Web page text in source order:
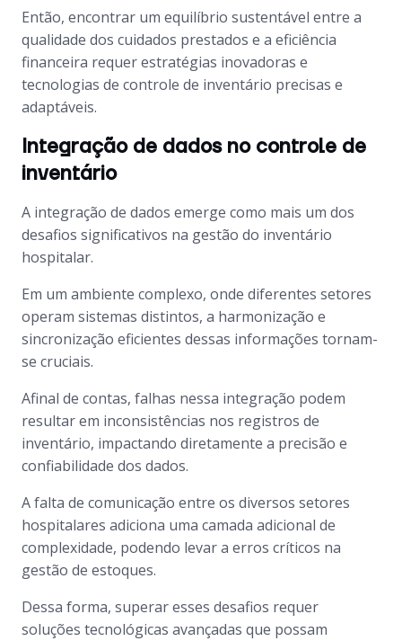
Então, encontrar um equilíbrio sustentável entre a
qualidade dos cuidados prestados e a eficiência
financeira requer estratégias inovadoras e
tecnologias de controle de inventário precisas e
adaptáveis.
Integração de dados no controle de
inventário
A integração de dados emerge como mais um dos
desafios significativos na gestão do inventário
hospitalar.
Em um ambiente complexo, onde diferentes setores
operam sistemas distintos, a harmonização e
sincronização eficientes dessas informações tornam-
se cruciais.
Afinal de contas, falhas nessa integração podem
resultar em inconsistências nos registros de
inventário, impactando diretamente a precisão e
confiabilidade dos dados.
A falta de comunicação entre os diversos setores
hospitalares adiciona uma camada adicional de
complexidade, podendo levar a erros críticos na
gestão de estoques.
Dessa forma, superar esses desafios requer
soluções tecnológicas avançadas que possam